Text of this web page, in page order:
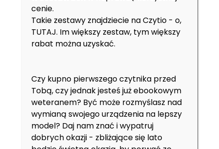
cenie.
Takie zestawy znajdziecie na Czytio - o,
TUTAJ. Im większy zestaw, tym większy
rabat można uzyskać.
Czy kupno pierwszego czytnika przed
Tobą, czy jednak jesteś już ebookowym
weteranem? Być może rozmyślasz nad
wymianą swojego urządzenia na lepszy
model? Daj nam znać i wypatruj
dobrych okazji - zbliżające się lato